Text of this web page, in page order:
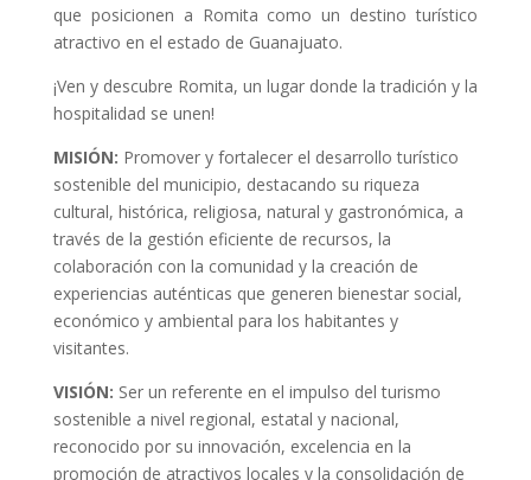
que posicionen a Romita como un destino turístico
atractivo en el estado de Guanajuato.
¡Ven y descubre Romita, un lugar donde la tradición y la
hospitalidad se unen!
MISIÓN: Promover y fortalecer el desarrollo turístico
sostenible del municipio, destacando su riqueza
cultural, histórica, religiosa, natural y gastronómica, a
través de la gestión eficiente de recursos, la
colaboración con la comunidad y la creación de
experiencias auténticas que generen bienestar social,
económico y ambiental para los habitantes y
visitantes.
VISIÓN: Ser un referente en el impulso del turismo
sostenible a nivel regional, estatal y nacional,
reconocido por su innovación, excelencia en la
promoción de atractivos locales y la consolidación de